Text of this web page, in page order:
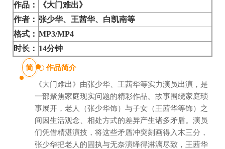
作品：
《大门难出》
作者： 张少华、王茜华、白凯南等
格式： MP3/MP4
时长： 14分钟
简
作品简介
《大门难出》由张少华、王茜华等实力演员出演，是
一部聚焦家庭现实问题的精彩作品。故事围绕家庭琐
事展开，老人（张少华饰）与子女（王茜华等饰）之
间因生活观念、相处方式的差异产生诸多矛盾。演员
们凭借精湛演技，将这些矛盾冲突刻画得入木三分，
张少华把老人的固执与无奈演绎得淋漓尽致，王茜华